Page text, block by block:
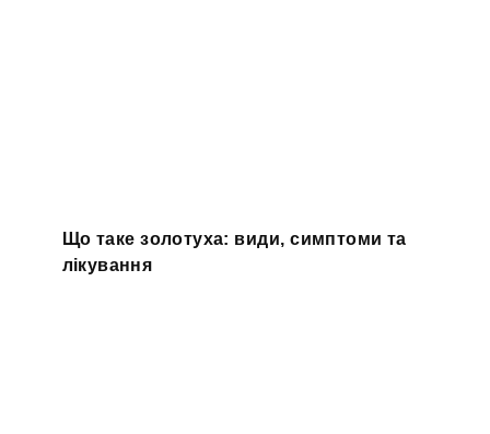
Що таке золотуха: види, симптоми та
лікування